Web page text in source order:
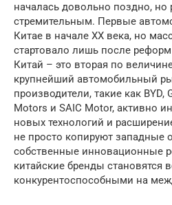
началась довольно поздно, но
стремительным. Первые
Китае в начале XX века, но
стартовало лишь после реформ
Китай – это вторая по
крупнейший автомобильный
производители, такие как BYD,
Motors и SAIC Motor, активно
новых технологий и
не просто копируют западные
собственные инновационные
китайские бренды становятся
конкурентоспособными на